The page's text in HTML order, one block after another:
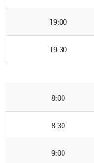
19:00
19:30
8:00
8:30
9:00